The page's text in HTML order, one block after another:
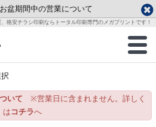
お盆期間中の営業について
格安チラシ印刷ならトータル印刷専門のメガプリントです！
商品一覧
利用ガイド
作成ガイド
ンプレート
土
8
15
いて ※営業日に含まれません。詳しく
は コチラへ